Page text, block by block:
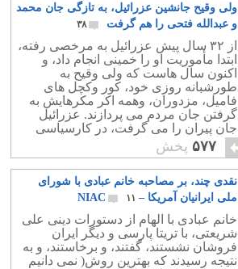
ولی وقیح جانشین عزرائیل، به تازگی جان محمد
و عبدالله فتحی را هم گرفت
۳۸
از ۳۲ سال پیش عزرائیل به مرخصی رفته،
ابتدا مأموریت او را خمینی انجام داد، و
اکنون سال هاست که ولی وقیح به
طورشبانه روزی خود، کور وکچل های
فامیل، مزدوران، وهمه اکر مکرهایش به
گرفتن جان مردم می پردازند. عزرائیل
جان پیران را می گرفت، در کارسیاسی
دخالت نداشت، ولی این عزرائیل همه کاره
است.
۵۷۷ پخش
نقدی چند، بر مصاحبه خانم عبادی با شورای
ملی ایرانیان آمریکا – NIAC ۱۱
خانم عبادی با الهام از دستورات دینی علی
شریعتی، با تریتا پارسی و دیگر ایران
فروشان نشستند، گفتند، و برخاستند، و به
نتیجه رسیدند که بهترین روش( نمی دانیم